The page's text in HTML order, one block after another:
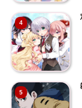
4
5